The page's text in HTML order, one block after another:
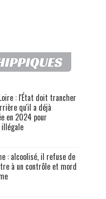
: l'État doit trancher
qu'il a déjà
en 2024 pour
: alcoolisé, il refuse de
à un contrôle et mord